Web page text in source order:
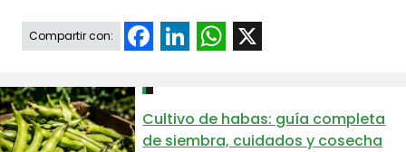
Compartir con: FacebookLinkedInWhatsApp
Cultivo de habas: guía completa
de siembra, cuidados y cosecha